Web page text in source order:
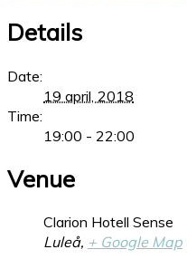
Details
Date:
19 april, 2018
Time:
19:00 - 22:00
Venue
Clarion Hotell Sense
Luleå, + Google Map